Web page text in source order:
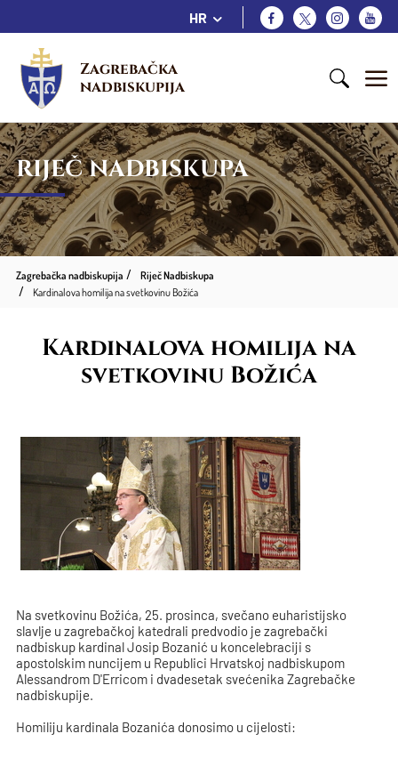
HR
Zagrebačka
nadbiskupija
RIJEČ NADBISKUPA
Zagrebačka nadbiskupija
Riječ Nadbiskupa
Kardinalova homilija na svetkovinu Božića
Kardinalova homilija na
svetkovinu Božića
Na svetkovinu Božića, 25. prosinca, svečano euharistijsko
slavlje u zagrebačkoj katedrali predvodio je zagrebački
nadbiskup kardinal Josip Bozanić u koncelebraciji s
apostolskim nuncijem u Republici Hrvatskoj nadbiskupom
Alessandrom D'Erricom i dvadesetak svećenika Zagrebačke
nadbiskupije.
Homiliju kardinala Bozanića donosimo u cijelosti: